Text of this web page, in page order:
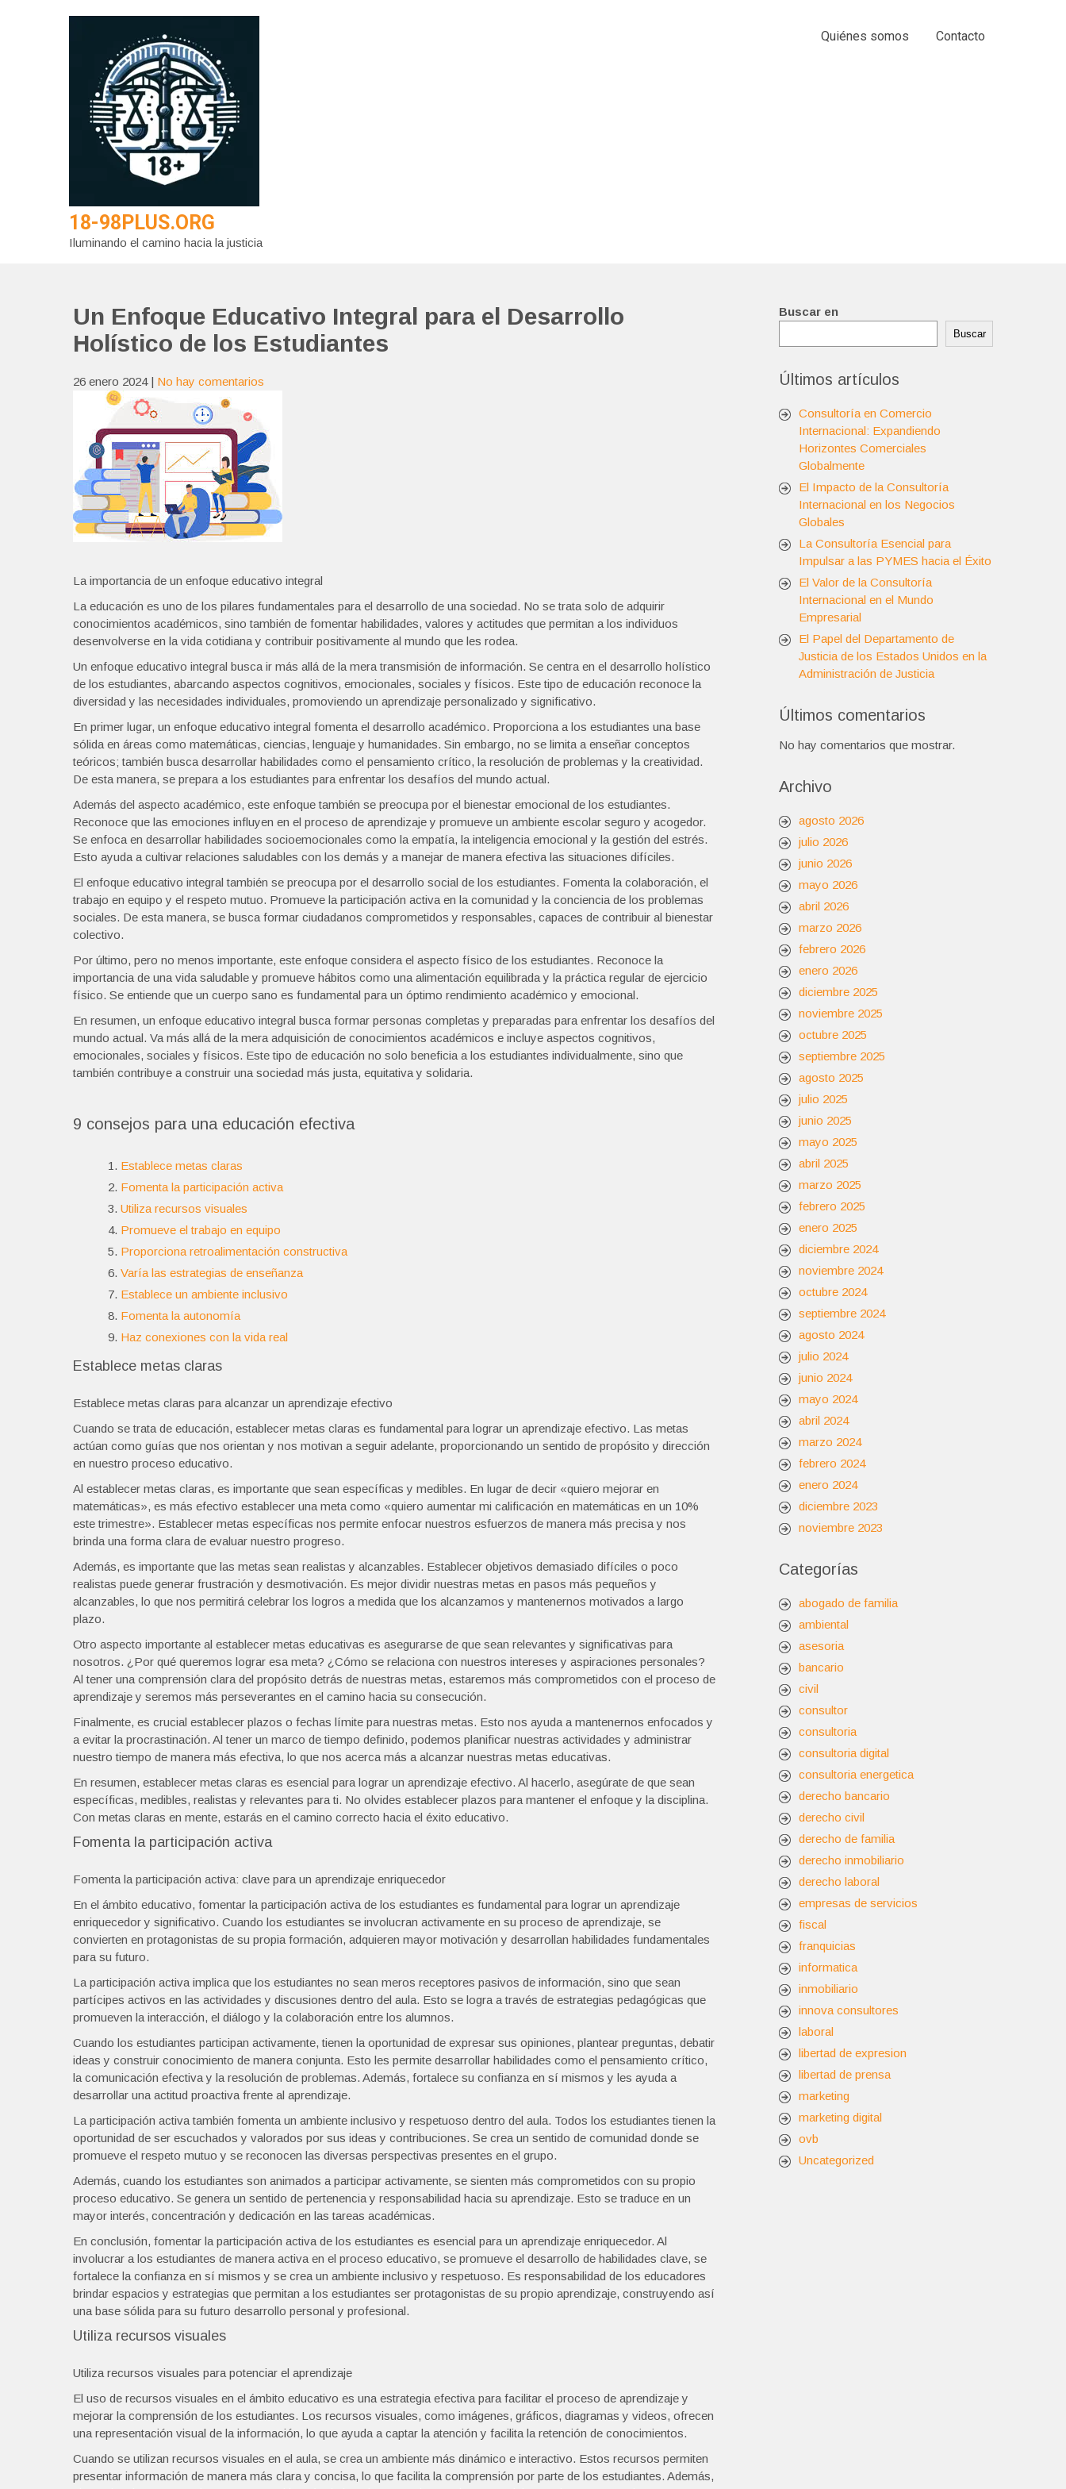
18-98PLUS.ORG
Iluminando el camino hacia la justicia
Quiénes somos Contacto
Un Enfoque Educativo Integral para el Desarrollo
Holístico de los Estudiantes
26 enero 2024 | No hay comentarios
La importancia de un enfoque educativo integral
La educación es uno de los pilares fundamentales para el desarrollo de una sociedad. No se trata solo de adquirir
conocimientos académicos, sino también de fomentar habilidades, valores y actitudes que permitan a los individuos
desenvolverse en la vida cotidiana y contribuir positivamente al mundo que les rodea.
Un enfoque educativo integral busca ir más allá de la mera transmisión de información. Se centra en el desarrollo holístico
de los estudiantes, abarcando aspectos cognitivos, emocionales, sociales y físicos. Este tipo de educación reconoce la
diversidad y las necesidades individuales, promoviendo un aprendizaje personalizado y significativo.
En primer lugar, un enfoque educativo integral fomenta el desarrollo académico. Proporciona a los estudiantes una base
sólida en áreas como matemáticas, ciencias, lenguaje y humanidades. Sin embargo, no se limita a enseñar conceptos
teóricos; también busca desarrollar habilidades como el pensamiento crítico, la resolución de problemas y la creatividad.
De esta manera, se prepara a los estudiantes para enfrentar los desafíos del mundo actual.
Además del aspecto académico, este enfoque también se preocupa por el bienestar emocional de los estudiantes.
Reconoce que las emociones influyen en el proceso de aprendizaje y promueve un ambiente escolar seguro y acogedor.
Se enfoca en desarrollar habilidades socioemocionales como la empatía, la inteligencia emocional y la gestión del estrés.
Esto ayuda a cultivar relaciones saludables con los demás y a manejar de manera efectiva las situaciones difíciles.
El enfoque educativo integral también se preocupa por el desarrollo social de los estudiantes. Fomenta la colaboración, el
trabajo en equipo y el respeto mutuo. Promueve la participación activa en la comunidad y la conciencia de los problemas
sociales. De esta manera, se busca formar ciudadanos comprometidos y responsables, capaces de contribuir al bienestar
colectivo.
Por último, pero no menos importante, este enfoque considera el aspecto físico de los estudiantes. Reconoce la
importancia de una vida saludable y promueve hábitos como una alimentación equilibrada y la práctica regular de ejercicio
físico. Se entiende que un cuerpo sano es fundamental para un óptimo rendimiento académico y emocional.
En resumen, un enfoque educativo integral busca formar personas completas y preparadas para enfrentar los desafíos del
mundo actual. Va más allá de la mera adquisición de conocimientos académicos e incluye aspectos cognitivos,
emocionales, sociales y físicos. Este tipo de educación no solo beneficia a los estudiantes individualmente, sino que
también contribuye a construir una sociedad más justa, equitativa y solidaria.
9 consejos para una educación efectiva
Establece metas claras
Fomenta la participación activa
Utiliza recursos visuales
Promueve el trabajo en equipo
Proporciona retroalimentación constructiva
Varía las estrategias de enseñanza
Establece un ambiente inclusivo
Fomenta la autonomía
Haz conexiones con la vida real
Establece metas claras
Establece metas claras para alcanzar un aprendizaje efectivo
Cuando se trata de educación, establecer metas claras es fundamental para lograr un aprendizaje efectivo. Las metas
actúan como guías que nos orientan y nos motivan a seguir adelante, proporcionando un sentido de propósito y dirección
en nuestro proceso educativo.
Al establecer metas claras, es importante que sean específicas y medibles. En lugar de decir «quiero mejorar en
matemáticas», es más efectivo establecer una meta como «quiero aumentar mi calificación en matemáticas en un 10%
este trimestre». Establecer metas específicas nos permite enfocar nuestros esfuerzos de manera más precisa y nos
brinda una forma clara de evaluar nuestro progreso.
Además, es importante que las metas sean realistas y alcanzables. Establecer objetivos demasiado difíciles o poco
realistas puede generar frustración y desmotivación. Es mejor dividir nuestras metas en pasos más pequeños y
alcanzables, lo que nos permitirá celebrar los logros a medida que los alcanzamos y mantenernos motivados a largo
plazo.
Otro aspecto importante al establecer metas educativas es asegurarse de que sean relevantes y significativas para
nosotros. ¿Por qué queremos lograr esa meta? ¿Cómo se relaciona con nuestros intereses y aspiraciones personales?
Al tener una comprensión clara del propósito detrás de nuestras metas, estaremos más comprometidos con el proceso de
aprendizaje y seremos más perseverantes en el camino hacia su consecución.
Finalmente, es crucial establecer plazos o fechas límite para nuestras metas. Esto nos ayuda a mantenernos enfocados y
a evitar la procrastinación. Al tener un marco de tiempo definido, podemos planificar nuestras actividades y administrar
nuestro tiempo de manera más efectiva, lo que nos acerca más a alcanzar nuestras metas educativas.
En resumen, establecer metas claras es esencial para lograr un aprendizaje efectivo. Al hacerlo, asegúrate de que sean
específicas, medibles, realistas y relevantes para ti. No olvides establecer plazos para mantener el enfoque y la disciplina.
Con metas claras en mente, estarás en el camino correcto hacia el éxito educativo.
Fomenta la participación activa
Fomenta la participación activa: clave para un aprendizaje enriquecedor
En el ámbito educativo, fomentar la participación activa de los estudiantes es fundamental para lograr un aprendizaje
enriquecedor y significativo. Cuando los estudiantes se involucran activamente en su proceso de aprendizaje, se
convierten en protagonistas de su propia formación, adquieren mayor motivación y desarrollan habilidades fundamentales
para su futuro.
La participación activa implica que los estudiantes no sean meros receptores pasivos de información, sino que sean
partícipes activos en las actividades y discusiones dentro del aula. Esto se logra a través de estrategias pedagógicas que
promueven la interacción, el diálogo y la colaboración entre los alumnos.
Cuando los estudiantes participan activamente, tienen la oportunidad de expresar sus opiniones, plantear preguntas, debatir
ideas y construir conocimiento de manera conjunta. Esto les permite desarrollar habilidades como el pensamiento crítico,
la comunicación efectiva y la resolución de problemas. Además, fortalece su confianza en sí mismos y les ayuda a
desarrollar una actitud proactiva frente al aprendizaje.
La participación activa también fomenta un ambiente inclusivo y respetuoso dentro del aula. Todos los estudiantes tienen la
oportunidad de ser escuchados y valorados por sus ideas y contribuciones. Se crea un sentido de comunidad donde se
promueve el respeto mutuo y se reconocen las diversas perspectivas presentes en el grupo.
Además, cuando los estudiantes son animados a participar activamente, se sienten más comprometidos con su propio
proceso educativo. Se genera un sentido de pertenencia y responsabilidad hacia su aprendizaje. Esto se traduce en un
mayor interés, concentración y dedicación en las tareas académicas.
En conclusión, fomentar la participación activa de los estudiantes es esencial para un aprendizaje enriquecedor. Al
involucrar a los estudiantes de manera activa en el proceso educativo, se promueve el desarrollo de habilidades clave, se
fortalece la confianza en sí mismos y se crea un ambiente inclusivo y respetuoso. Es responsabilidad de los educadores
brindar espacios y estrategias que permitan a los estudiantes ser protagonistas de su propio aprendizaje, construyendo así
una base sólida para su futuro desarrollo personal y profesional.
Utiliza recursos visuales
Utiliza recursos visuales para potenciar el aprendizaje
El uso de recursos visuales en el ámbito educativo es una estrategia efectiva para facilitar el proceso de aprendizaje y
mejorar la comprensión de los estudiantes. Los recursos visuales, como imágenes, gráficos, diagramas y videos, ofrecen
una representación visual de la información, lo que ayuda a captar la atención y facilita la retención de conocimientos.
Cuando se utilizan recursos visuales en el aula, se crea un ambiente más dinámico e interactivo. Estos recursos permiten
presentar información de manera más clara y concisa, lo que facilita la comprensión por parte de los estudiantes. Además,
Buscar en
Buscar
Últimos artículos
Consultoría en Comercio
Internacional: Expandiendo
Horizontes Comerciales
Globalmente
El Impacto de la Consultoría
Internacional en los Negocios
Globales
La Consultoría Esencial para
Impulsar a las PYMES hacia el Éxito
El Valor de la Consultoría
Internacional en el Mundo
Empresarial
El Papel del Departamento de
Justicia de los Estados Unidos en la
Administración de Justicia
Últimos comentarios
No hay comentarios que mostrar.
Archivo
agosto 2026
julio 2026
junio 2026
mayo 2026
abril 2026
marzo 2026
febrero 2026
enero 2026
diciembre 2025
noviembre 2025
octubre 2025
septiembre 2025
agosto 2025
julio 2025
junio 2025
mayo 2025
abril 2025
marzo 2025
febrero 2025
enero 2025
diciembre 2024
noviembre 2024
octubre 2024
septiembre 2024
agosto 2024
julio 2024
junio 2024
mayo 2024
abril 2024
marzo 2024
febrero 2024
enero 2024
diciembre 2023
noviembre 2023
Categorías
abogado de familia
ambiental
asesoria
bancario
civil
consultor
consultoria
consultoria digital
consultoria energetica
derecho bancario
derecho civil
derecho de familia
derecho inmobiliario
derecho laboral
empresas de servicios
fiscal
franquicias
informatica
inmobiliario
innova consultores
laboral
libertad de expresion
libertad de prensa
marketing
marketing digital
ovb
Uncategorized